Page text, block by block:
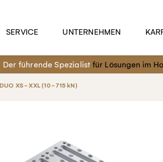
SERVICE UNTERNEHMEN
Der führende Spezialist für Lösungen im
XS - XXL (10 - 715 kN)